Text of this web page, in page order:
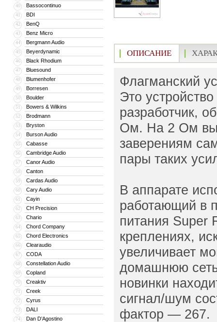
40 Bassocontinuo
41 BDI
42 BenQ
43 Benz Micro
44 Bergmann Audio
45 Beyerdynamic
46 Black Rhodium
47 Bluesound
48 Blumenhofer
49 Borresen
50 Boulder
51 Bowers & Wilkins
52 Brodmann
53 Bryston
54 Burson Audio
55 Cabasse
56 Cambridge Audio
57 Canor Audio
58 Canton
59 Cardas Audio
60 Cary Audio
61 Cayin
62 CH Precision
63 Chario
64 Chord Company
65 Chord Electronics
66 Clearaudio
67 CODA
68 Constellation Audio
69 Copland
70 Creaktiv
71 Creek
72 Cyrus
73 DALI
74 Dan D’Agostino
ОПИСАНИЕ
Флагманский
Это
разработчик,
Ом. На 2 Ом
заверениям
пары таких
В аппарате
работающий в
питания Super
креплениях,
увеличивает
домашнюю сеть
новинки
сигнал/шум
фактор — 267.